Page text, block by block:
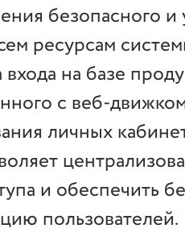
безопасного и
ресурсам
входа на базе
с веб-
личных
и обеспечить
пользователей.